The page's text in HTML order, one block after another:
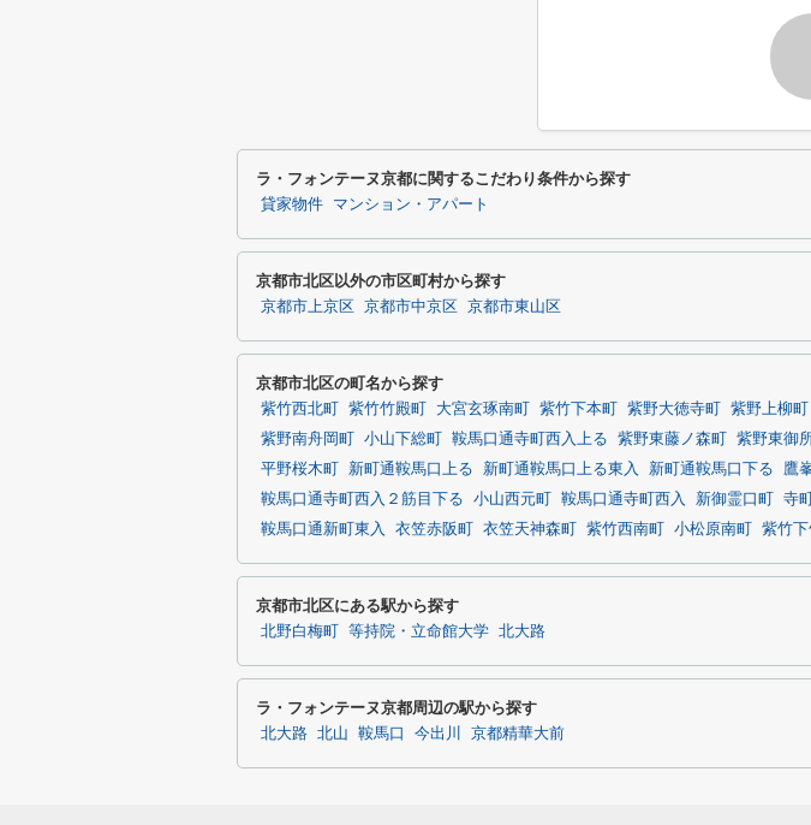
ラ・フォンテーヌ京都に関するこだわり条件から探す
貸家物件 マンション・アパート
京都市北区以外の市区町村から探す
京都市上京区 京都市中京区 京都市東山区
京都市北区の町名から探す
紫竹西北町 紫竹竹殿町 大宮玄琢南町 紫竹下本町 紫野大徳寺町 紫野上柳町
紫野南舟岡町
小山下総町 鞍馬口通寺町西入上る 紫野東藤ノ森町 紫野東御
平野桜木町
新町通鞍馬口上る 新町通鞍馬口上る東入 新町通鞍馬口下る 鷹
鞍馬口通寺町西入２筋目下る
小山西元町 鞍馬口通寺町西入 新御霊口町 寺
鞍馬口通新町東入
衣笠赤阪町 衣笠天神森町 紫竹西南町 小松原南町 紫竹下
京都市北区にある駅から探す
北野白梅町 等持院・立命館大学 北大路
ラ・フォンテーヌ京都周辺の駅から探す
北大路 北山 鞍馬口 今出川 京都精華大前